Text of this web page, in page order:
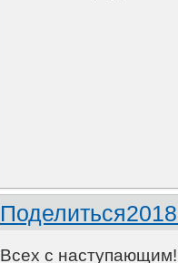
Поделиться
Всех с